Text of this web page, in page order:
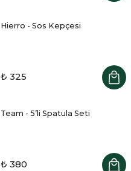
Hierro - Sos Kepçesi
₺ 325
Team - 5’li Spatula Seti
₺ 380